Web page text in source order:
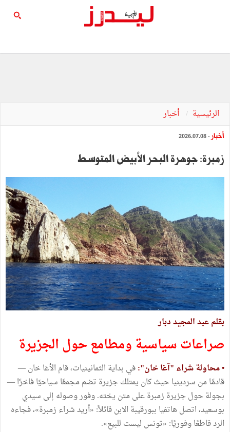
الرئيسية أخبار
أخبار - 2026.07.08
زمبرة: جوهرة البحر الأبيض المتوسط
بقلم عبد المجيد دبار
صراعات سياسية ومطامع حول الجزيرة
• محاولة شراء "آغا خان":في بداية الثمانينيات، قام الأغا خان —
قادمًا من سردينيا حيث كان يمتلك جزيرة تضم مجمعًا سياحيًا فاخرًا —
بجولة حول جزيرة زمبرة على متن يخته. وفور وصوله إلى سيدي
بوسعيد، اتصل هاتفيا ببورقيبة الابن قائلاً: «أريد شراء زمبرة»، فجاءه
الرد قاطعًا وفوريًا: «تونس ليست للبيع».